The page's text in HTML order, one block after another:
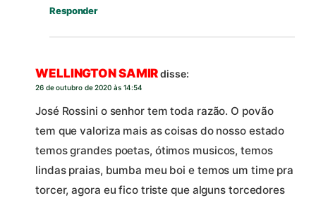
Responder
WELLINGTON SAMIRdisse:
26 de outubro de 2020 às 14:54
José Rossini o senhor tem toda razão. O povão
tem que valoriza mais as coisas do nosso estado
temos grandes poetas, ótimos musicos, temos
lindas praias, bumba meu boi e temos um time pra
torcer, agora eu fico triste que alguns torcedores